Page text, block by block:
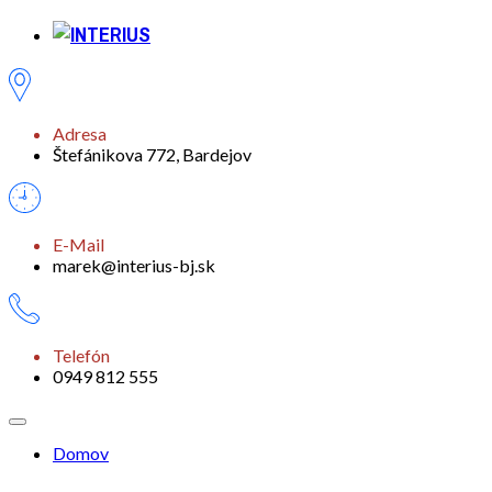
Adresa
Štefánikova 772, Bardejov
E-Mail
marek@interius-bj.sk
Telefón
0949 812 555
Domov